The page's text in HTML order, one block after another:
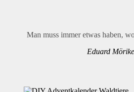
Man muss immer etwas haben,
Eduard Mörike